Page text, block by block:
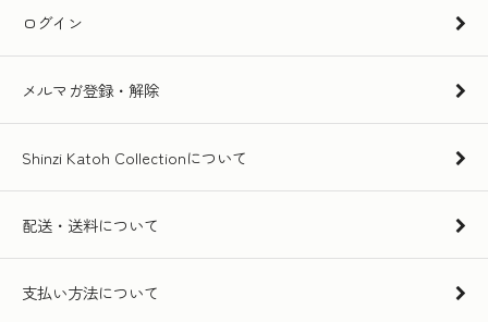
ログイン
メルマガ登録・解除
Shinzi Katoh Collectionについて
配送・送料について
支払い方法について